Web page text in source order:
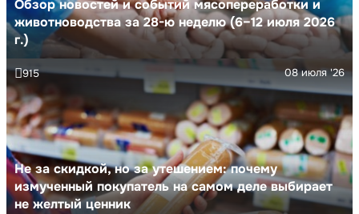
Обзор новостей и событий мясопереработки и
животноводства за 28-ю неделю (6–12 июля 2026
г.)
Не за скидкой, но за утешением: почему
измученный покупатель на самом деле выбирает
не желтый ценник
08 июля '26
915